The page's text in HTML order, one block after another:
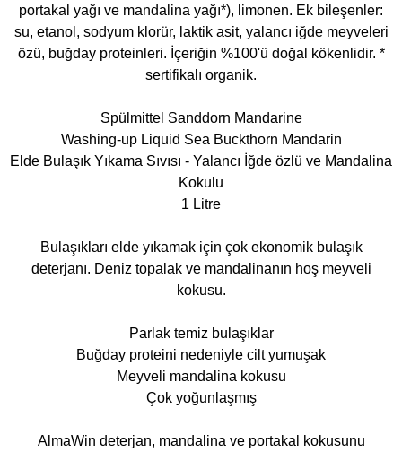
portakal yağı ve mandalina yağı*), limonen. Ek bileşenler:
su, etanol, sodyum klorür, laktik asit, yalancı iğde meyveleri
özü, buğday proteinleri. İçeriğin %100'ü doğal kökenlidir. *
sertifikalı organik.
Spülmittel Sanddorn Mandarine
Washing-up Liquid Sea Buckthorn Mandarin
Elde Bulaşık Yıkama Sıvısı - Yalancı İğde özlü ve Mandalina
Kokulu
1 Litre
Bulaşıkları elde yıkamak için çok ekonomik bulaşık
deterjanı. Deniz topalak ve mandalinanın hoş meyveli
kokusu.
Parlak temiz bulaşıklar
Buğday proteini nedeniyle cilt yumuşak
Meyveli mandalina kokusu
Çok yoğunlaşmış
AlmaWin deterjan, mandalina ve portakal kokusunu